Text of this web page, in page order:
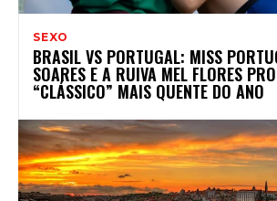
SEXO
BRASIL VS PORTUGAL: MISS
SOARES E A RUIVA MEL FLORES
“CLÁSSICO” MAIS QUENTE DO ANO